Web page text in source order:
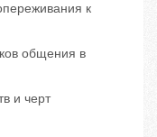
к
общения в
и черт